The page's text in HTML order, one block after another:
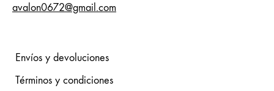
avalon0672@gmail.com
Envíos y devoluciones
Términos y condiciones